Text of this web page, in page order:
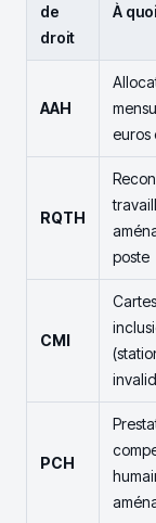
de
droit
À
AAH
euros
RQTH
poste
CMI
PCH